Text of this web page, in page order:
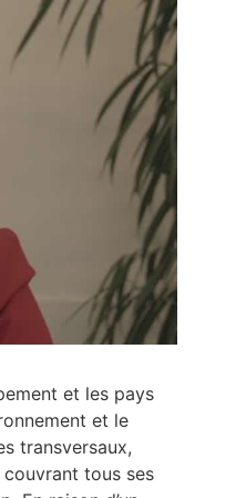
et les pays
et le
transversaux,
tous ses